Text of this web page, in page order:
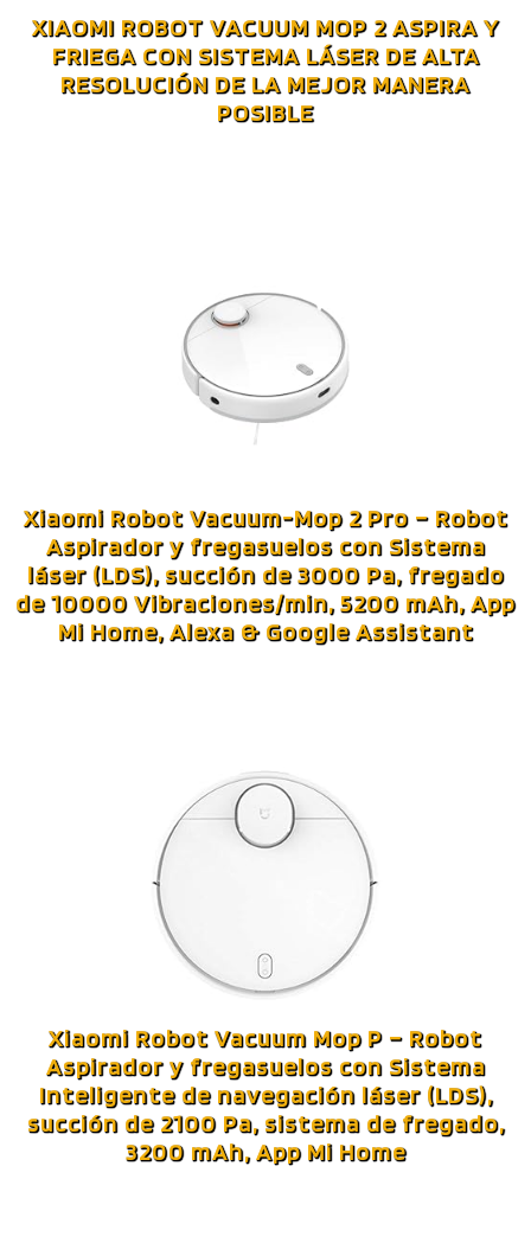
XIAOMI ROBOT VACUUM MOP 2 ASPIRA Y
FRIEGA CON SISTEMA LÁSER DE ALTA
RESOLUCIÓN DE LA MEJOR MANERA
POSIBLE
Xiaomi Robot Vacuum-Mop 2 Pro – Robot
Aspirador y fregasuelos con Sistema
láser (LDS), succión de 3000 Pa, fregado
de 10000 Vibraciones/min, 5200 mAh, App
Mi Home, Alexa & Google Assistant
Xiaomi Robot Vacuum Mop P – Robot
Aspirador y fregasuelos con Sistema
Inteligente de navegación láser (LDS),
succión de 2100 Pa, sistema de fregado,
3200 mAh, App Mi Home